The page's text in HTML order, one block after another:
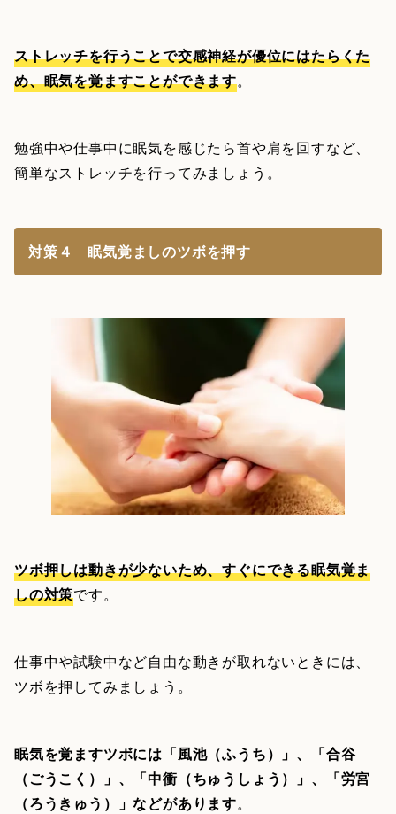
ストレッチを行うことで交感神経が優位にはたらくた
め、眠気を覚ますことができます。
勉強中や仕事中に眠気を感じたら首や肩を回すなど、
簡単なストレッチを行ってみましょう。
対策４ 眠気覚ましのツボを押す
ツボ押しは動きが少ないため、すぐにできる眠気覚ま
しの対策です。
仕事中や試験中など自由な動きが取れないときには、
ツボを押してみましょう。
眠気を覚ますツボには「風池（ふうち）」、「合谷
（ごうこく）」、「中衝（ちゅうしょう）」、「労宮
（ろうきゅう）」などがあります。